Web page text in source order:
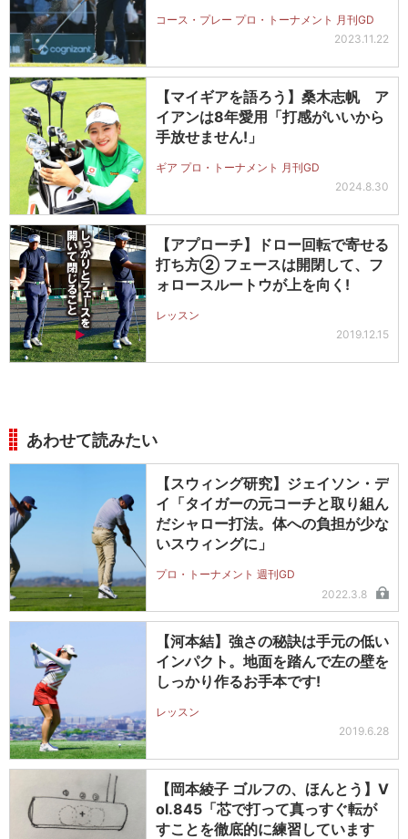
コース・プレー プロ・トーナメント 月刊GD
2023.11.22
【マイギアを語ろう】桑木志帆 ア
イアンは8年愛用「打感がいいから
手放せません!」
ギア プロ・トーナメント 月刊GD
2024.8.30
【アプローチ】ドロー回転で寄せる
打ち方② フェースは開閉して、フ
ォロースルートウが上を向く!
レッスン
2019.12.15
あわせて読みたい
【スウィング研究】ジェイソン・デ
イ「タイガーの元コーチと取り組ん
だシャロー打法。体への負担が少な
いスウィングに」
プロ・トーナメント 週刊GD
2022.3.8
【河本結】強さの秘訣は手元の低い
インパクト。地面を踏んで左の壁を
しっかり作るお手本です!
レッスン
2019.6.28
【岡本綾子 ゴルフの、ほんとう】V
ol.845「芯で打って真っすぐ転が
すことを徹底的に練習しています